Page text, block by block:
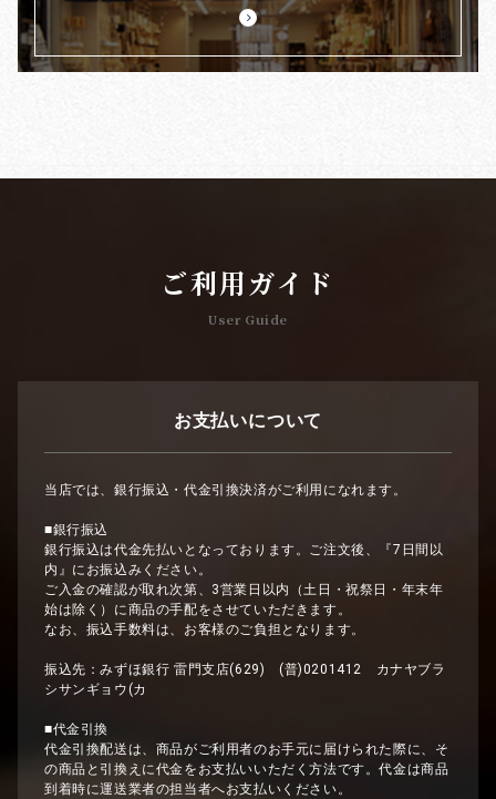
ご利用ガイド
User Guide
お支払いについて
当店では、銀行振込・代金引換決済がご利用になれます。
■銀行振込
銀行振込は代金先払いとなっております。ご注文後、『7日間以
内』にお振込みください。
ご入金の確認が取れ次第、3営業日以内（土日・祝祭日・年末年
始は除く）に商品の手配をさせていただきます。
なお、振込手数料は、お客様のご負担となります。
振込先：みずほ銀行 雷門支店(629) (普)0201412 カナヤブラ
シサンギョウ(カ
■代金引換
代金引換配送は、商品がご利用者のお手元に届けられた際に、そ
の商品と引換えに代金をお支払いいただく方法です。代金は商品
到着時に運送業者の担当者へお支払いください。